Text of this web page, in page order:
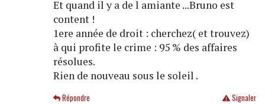
Et quand il y a de l amiante ...Bruno est
content !
1ere année de droit : cherchez( et trouvez)
à qui profite le crime : 95 % des affaires
résolues.
Rien de nouveau sous le soleil .
Signaler
Répondre